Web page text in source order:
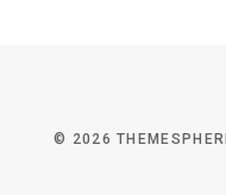
© 2026